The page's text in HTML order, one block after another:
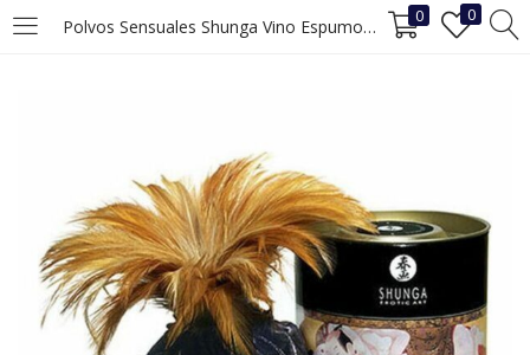
Polvos Sensuales Shunga Vino Espumoso de Fresa 0 0
INICIAR SESIÓN REGISTRO
Recuérdame